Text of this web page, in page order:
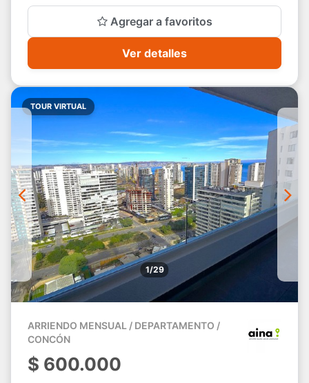
Agregar a favoritos
Ver detalles
TOUR VIRTUAL
1/29
ARRIENDO MENSUAL / DEPARTAMENTO /
CONCÓN
$ 600.000